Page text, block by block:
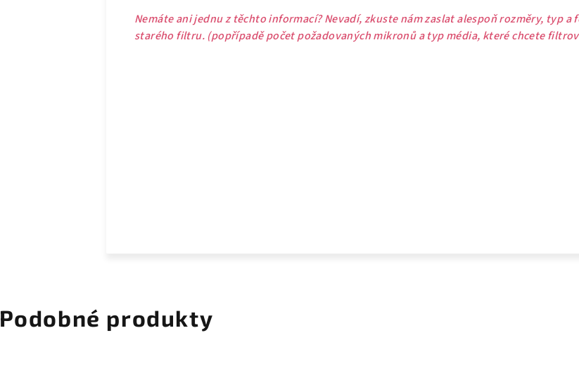
Nemáte ani jednu z těchto informací? Nevadí, zkuste nám zaslat alespoň rozměry, typ a
starého filtru. (popřípadě počet požadovaných mikronů a typ média, které chcete
Podobné produkty